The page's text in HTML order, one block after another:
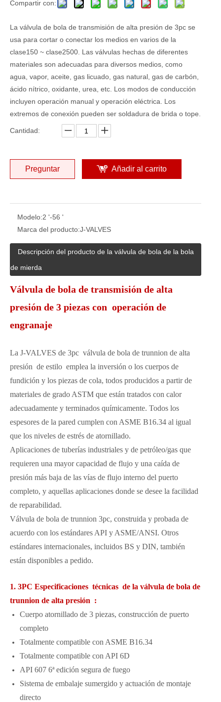
Compartir con:
La válvula de bola de transmisión de alta presión de 3pc se
usa para cortar o conectar los medios en varios de la
clase150 ~ clase2500. Las válvulas hechas de diferentes
materiales son adecuadas para diversos medios, como
agua, vapor, aceite, gas licuado, gas natural, gas de carbón,
ácido nítrico, oxidante, urea, etc. Los modos de conducción
incluyen operación manual y operación eléctrica. Los
extremos de conexión pueden ser soldadura de brida o tope.
Cantidad:
Preguntar Añadir al carrito
Modelo:2 '-56 '
Marca del producto:J-VALVES
Descripción del producto de la válvula de bola de la bola
de mierda
Válvula de bola de transmisión de alta
presión de 3 piezas con operación de
engranaje
La J-VALVES de 3pc válvula de bola de trunnion de alta
presión de estilo emplea la inversión o los cuerpos de
fundición y los piezas de cola, todos producidos a partir de
materiales de grado ASTM que están tratados con calor
adecuadamente y terminados químicamente. Todos los
espesores de la pared cumplen con ASME B16.34 al igual
que los niveles de estrés de atornillado.
Aplicaciones de tuberías industriales y de petróleo/gas que
requieren una mayor capacidad de flujo y una caída de
presión más baja de las vías de flujo interno del puerto
completo, y aquellas aplicaciones donde se desee la facilidad
de reparabilidad.
Válvula de bola de trunnion 3pc, construida y probada de
acuerdo con los estándares API y ASME/ANSI. Otros
estándares internacionales, incluidos BS y DIN, también
están disponibles a pedido.
1. 3PC Especificaciones técnicas de la válvula de bola de
trunnion de alta presión :
Cuerpo atornillado de 3 piezas, construcción de puerto
completo
Totalmente compatible con ASME B16.34
Totalmente compatible con API 6D
API 607 ​​6ª edición segura de fuego
Sistema de embalaje sumergido y actuación de montaje
directo